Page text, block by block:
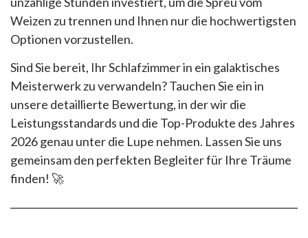
Weizen zu trennen und Ihnen nur die hochwertigsten
Optionen vorzustellen.
Sind Sie bereit, Ihr Schlafzimmer in ein galaktisches
Meisterwerk zu verwandeln? Tauchen Sie ein in
unsere detaillierte Bewertung, in der wir die
Leistungsstandards und die Top-Produkte des Jahres
2026 genau unter die Lupe nehmen. Lassen Sie uns
gemeinsam den perfekten Begleiter für Ihre Träume
finden! 🚀